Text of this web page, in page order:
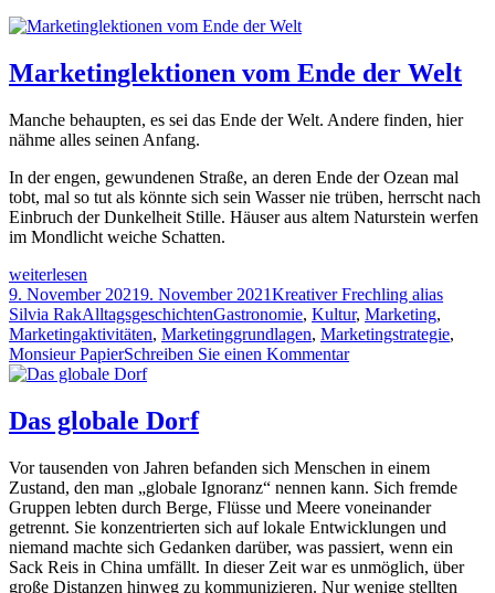
Marketinglektionen vom Ende der Welt
Manche behaupten, es sei das Ende der Welt. Andere finden, hier
nähme alles seinen Anfang.
In der engen, gewundenen Straße, an deren Ende der Ozean mal
tobt, mal so tut als könnte sich sein Wasser nie trüben, herrscht nach
Einbruch der Dunkelheit Stille. Häuser aus altem Naturstein werfen
im Mondlicht weiche Schatten.
Marketinglektionen
vom
Ende
der
Welt
weiterlesen
Veröffentlicht
am
9. November 20219. November 2021Autor
Kreativer Frechling alias
Silvia RakKategorien
AlltagsgeschichtenTags
Gastronomie, Kultur, Marketing,
Marketingaktivitäten, Marketinggrundlagen, Marketingstrategie,
Monsieur PapierSchreiben Sie einen Kommentarzu
Das globale Dorf
Vor tausenden von Jahren befanden sich Menschen in einem
Zustand, den man „globale Ignoranz“ nennen kann. Sich fremde
Gruppen lebten durch Berge, Flüsse und Meere voneinander
getrennt. Sie konzentrierten sich auf lokale Entwicklungen und
niemand machte sich Gedanken darüber, was passiert, wenn ein
Sack Reis in China umfällt. In dieser Zeit war es unmöglich, über
große Distanzen hinweg zu kommunizieren. Nur wenige stellten